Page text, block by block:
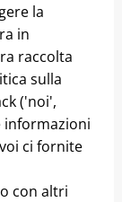
la
in
raccolta
sulla
('noi',
informazioni
ci fornite
con altri